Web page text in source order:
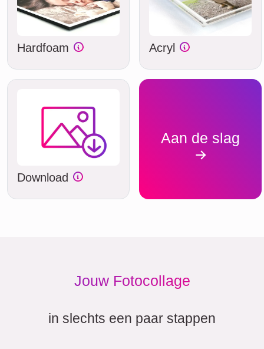
Hardfoam Acryl
Download
Aan de slag
Jouw Fotocollage
in slechts een paar stappen